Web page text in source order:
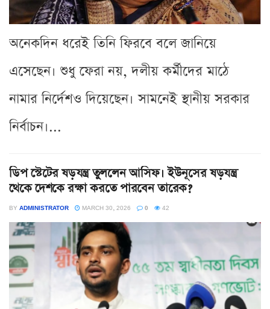
অনেকদিন ধরেই তিনি ফিরবে বলে জানিয়ে
এসেছেন। শুধু ফেরা নয়, দলীয় কর্মীদের মাঠে
নামার নির্দেশও দিয়েছেন। সামনেই স্থানীয় সরকার
নির্বাচন।...
ডিপ স্টেটের ষড়যন্ত্র তুললেন আসিফ। ইউনূসের ষড়যন্ত্র
থেকে দেশকে রক্ষা করতে পারবেন তারেক?
BY ADMINISTRATOR MARCH 30, 2026 0 42